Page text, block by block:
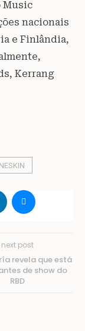
Music
nacionais
e Finlândia,
Kerrang
next post
revela que está
de show do
RBD